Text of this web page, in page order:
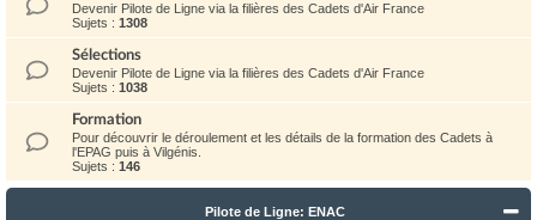
Devenir Pilote de Ligne via la filières des Cadets d'Air France
Sujets : 1308
Sélections
Devenir Pilote de Ligne via la filières des Cadets d'Air France
Sujets : 1038
Formation
Pour découvrir le déroulement et les détails de la formation des Cadets à
l'EPAG puis à Vilgénis.
Sujets : 146
Pilote de Ligne: ENAC